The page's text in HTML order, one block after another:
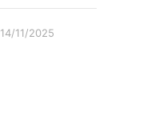
14/11/2025